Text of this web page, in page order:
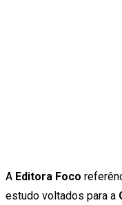
A Editora Foco
estudo voltados para a